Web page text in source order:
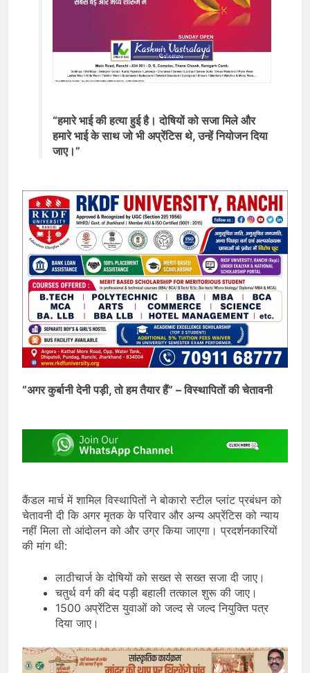
“हमारे भाई की हत्या हुई है। दोषियों को सजा मिले और
हमारे भाई के साथ जो भी अप्रेंटिस थे, उन्हें नियोजन दिया
जाए।”
“अगर कुर्बानी देनी पड़ी, तो हम तैयार हैं” – विस्थापितों की चेतावनी
कैंडल मार्च में शामिल विस्थापितों ने बोकारो स्टील प्लांट प्रबंधन को
चेतावनी दी कि अगर मृतक के परिवार और अन्य अप्रेंटिस को न्याय
नहीं मिला तो आंदोलन को और उग्र किया जाएगा। प्रदर्शनकारियों
की मांग थी:
लाठीचार्ज के दोषियों को सख्त से सख्त सजा दी जाए।
चतुर्थ वर्ग की बंद पड़ी बहाली तत्काल शुरू की जाए।
1500 अप्रेंटिस युवाओं को जल्द से जल्द नियुक्ति पत्र
दिया जाए।